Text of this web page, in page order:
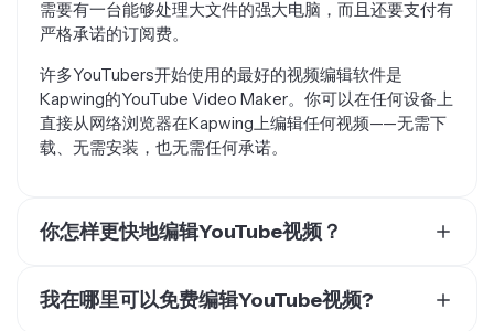
严格承诺的订阅费。
Kapwing的YouTube Video Maker。你可以在任何设备上
直接从网络浏览器在Kapwing上编辑任何视频——无需下
载、无需安装，也无需任何承诺。
辑器来加快你的流程。有几个在线视频编辑器可以让你更